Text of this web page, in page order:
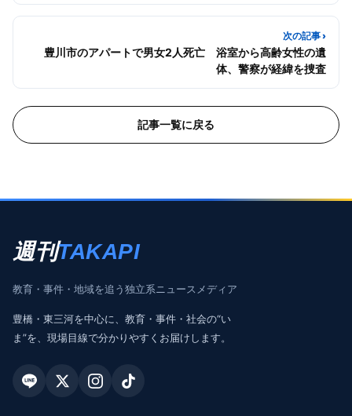
次の記事 ›
豊川市のアパートで男女2人死亡 浴室から高齢女性の遺
体、警察が経緯を捜査
記事一覧に戻る
週刊TAKAPI
教育・事件・地域を追う独立系ニュースメディア
豊橋・東三河を中心に、教育・事件・社会の“い
ま”を、現場目線で分かりやすくお届けします。